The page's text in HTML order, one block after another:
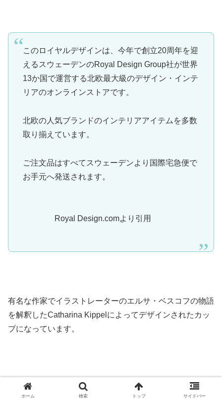
このロイヤルデザインは、今年で創立20周年を迎
えるスウェーデンのRoyal Design Group社が世界
13か国で運営する北欧最大級のデザイン・インテ
リアのオンラインストアです。
北欧の人気ブランドのインテリアアイテムを多数
取り揃えています。
ご注文品はすべてスウェーデンより国際宅急便で
お手元へ発送されます。
Royal Design.comより引用
有名な作家でイラストレーターのエルサ・ベスコフの物語
を解釈したCatharina Kippelによってデザインされたカッ
プになっています。
なんだかホッとするようなカップなので、一息つきたいと
きにいいかも！
ホーム 検索 トップ サイドバー